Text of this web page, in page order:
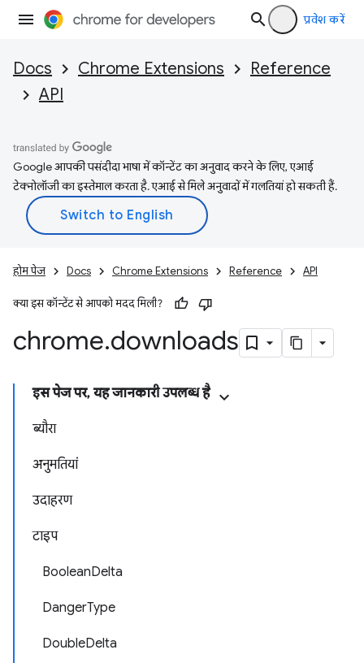
प्रवेश करें
Docs Chrome Extensions
Reference
API
Google आपकी पसंदीदा भाषा में कॉन्टेंट का अनुवाद करने के लिए, एआई
टेक्नोलॉजी का इस्तेमाल करता है. एआई से मिले अनुवादों में गलतियां हो सकती हैं.
होम पेज Docs Chrome Extensions Reference API
क्या इस कॉन्टेंट से आपको मदद मिली?
chrome.downloads
इस पेज पर, यह जानकारी उपलब्ध है
ब्यौरा
अनुमतियां
उदाहरण
टाइप
BooleanDelta
DangerType
DoubleDelta